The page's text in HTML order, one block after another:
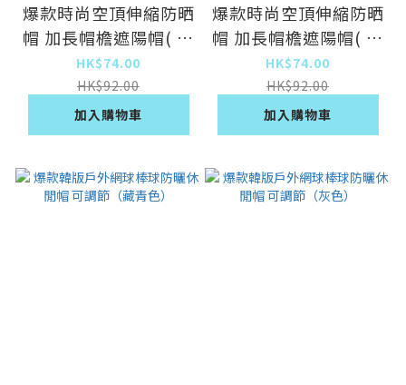
爆款時尚空頂伸縮防晒
帽 加長帽檐遮陽帽( 黑
色-空頂)
HK$74.00
HK$92.00
加入購物車
爆款時尚空頂伸縮防晒
帽 加長帽檐遮陽帽( 灰
色-空頂)
HK$74.00
HK$92.00
加入購物車